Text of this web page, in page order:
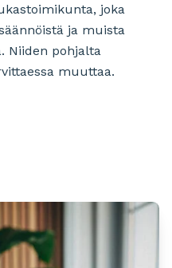
joka
ja muista
Niiden pohjalta
muuttaa.